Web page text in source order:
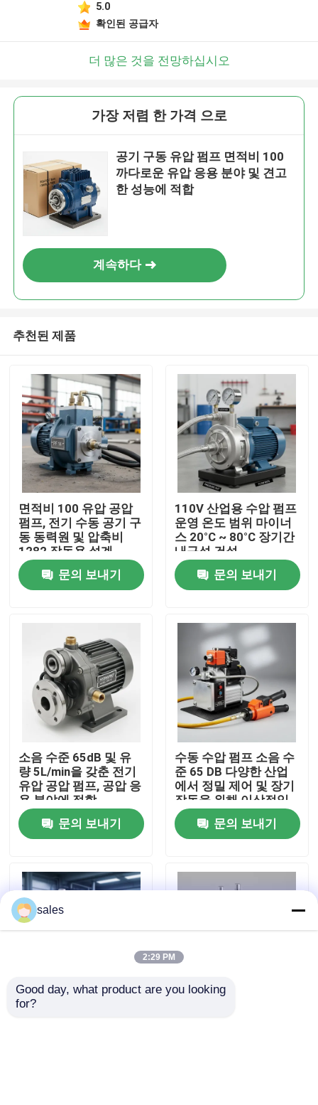
집
비디오
우리 에 관한 것
공장 투어
품질 관리
인용 을 요청 하십시오
5.0
확인된 공급자
더 많은 것을 전망하십시오
가장 저렴 한 가격 으로
공기 구동 유압 펌프 면적비 100
까다로운 유압 응용 분야 및 견고
한 성능에 적합
계속하다
추천된 제품
면적비 100 유압 공압
펌프, 전기 수동 공기 구
동 동력원 및 압축비
1282 작동용 설계
문의 보내기
110V 산업용 수압 펌프
운영 온도 범위 마이너
스 20°C ~ 80°C 장기간
내구성 건설
문의 보내기
소음 수준 65dB 및 유
량 5L/min을 갖춘 전기
유압 공압 펌프, 공압 응
용 분야에 적합
문의 보내기
수동 수압 펌프 소음 수
준 65 DB 다양한 산업
에서 정밀 제어 및 장기
작동을 위해 이상적입
니다.
문의 보내기
기계 유압 공압 펌프 최
sales
2:29 PM
Good day, what product are you looking
for?